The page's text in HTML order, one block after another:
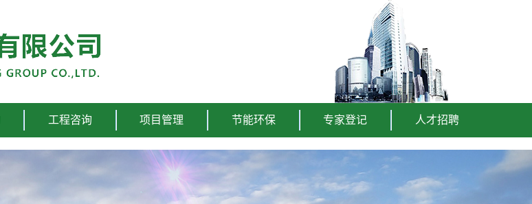
工程咨询 项目管理 节能环保 专家登记 人才招聘